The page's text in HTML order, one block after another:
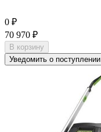
0 ₽
70 970 ₽
В корзину
Уведомить о поступлении